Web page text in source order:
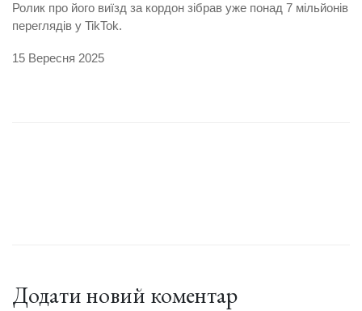
Ролик про його виїзд за кордон зібрав уже понад 7 мільйонів
переглядів у TikTok.
15 Вересня 2025
Додати новий коментар